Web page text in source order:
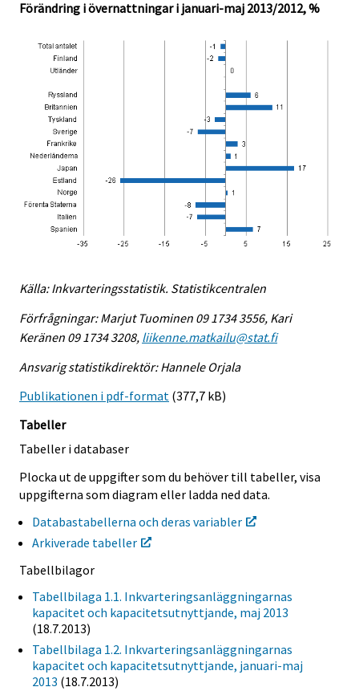
Förändring i övernattningar i januari-maj 2013/2012, %
Källa: Inkvarteringsstatistik. Statistikcentralen
Förfrågningar: Marjut Tuominen 09 1734 3556, Kari
Keränen 09 1734 3208, liikenne.matkailu@stat.fi
Ansvarig statistikdirektör: Hannele Orjala
Publikationen i pdf-format (377,7 kB)
Tabeller
Tabeller i databaser
Plocka ut de uppgifter som du behöver till tabeller, visa
uppgifterna som diagram eller ladda ned data.
Databastabellerna och deras variabler
Arkiverade tabeller
Tabellbilagor
Tabellbilaga 1.1. Inkvarteringsanläggningarnas
kapacitet och kapacitetsutnyttjande, maj 2013
(18.7.2013)
Tabellbilaga 1.2. Inkvarteringsanläggningarnas
kapacitet och kapacitetsutnyttjande, januari-maj
2013 (18.7.2013)